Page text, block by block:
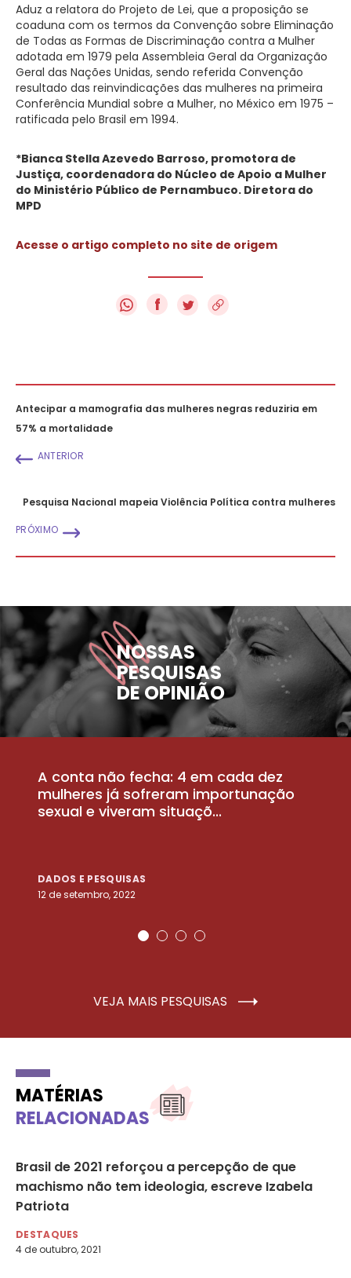
Aduz a relatora do Projeto de Lei, que a proposição se
coaduna com os termos da Convenção sobre Eliminação
de Todas as Formas de Discriminação contra a Mulher
adotada em 1979 pela Assembleia Geral da Organização
Geral das Nações Unidas, sendo referida Convenção
resultado das reinvindicações das mulheres na primeira
Conferência Mundial sobre a Mulher, no México em 1975 –
ratificada pelo Brasil em 1994.
*Bianca Stella Azevedo Barroso, promotora de
Justiça, coordenadora do Núcleo de Apoio a Mulher
do Ministério Público de Pernambuco. Diretora do
MPD
Acesse o artigo completo no site de origem
f
Antecipar a mamografia das mulheres negras reduziria em
57% a mortalidade
ANTERIOR
Pesquisa Nacional mapeia Violência Política contra mulheres
PRÓXIMO
NOSSAS
PESQUISAS
DE OPINIÃO
A conta não fecha: 4 em cada dez
mulheres já sofreram importunação
sexual e viveram situaçõ...
DADOS E PESQUISAS
12 de setembro, 2022
VEJA MAIS PESQUISAS
MATÉRIAS
RELACIONADAS
Brasil de 2021 reforçou a percepção de que
machismo não tem ideologia, escreve Izabela
Patriota
DESTAQUES
4 de outubro, 2021